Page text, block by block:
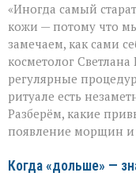
«Иногда самый
кожи — потому что
замечаем, как сами
косметолог
регулярные
ритуале есть
Разберём, какие
появление морщин и
Когда «дольше» —